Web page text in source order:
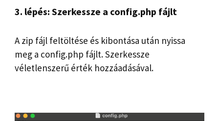
3. lépés: Szerkessze a config.php fájlt
A zip fájl feltöltése és kibontása után nyissa
meg a config.php fájlt. Szerkessze
véletlenszerű érték hozzáadásával.